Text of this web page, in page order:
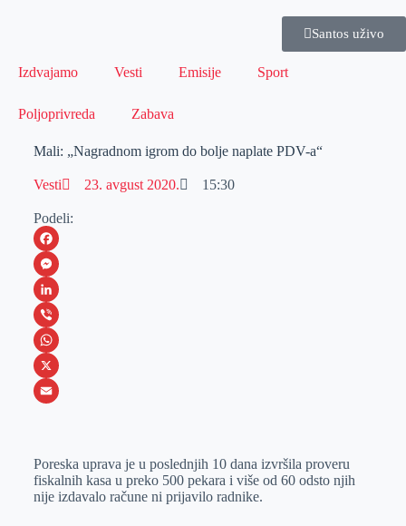
Santos uživo
Izdvajamo Vesti Emisije Sport
Poljoprivreda Zabava
Mali: „Nagradnom igrom do bolje naplate PDV-a“
Vesti 23. avgust 2020. 15:30
Podeli:
F
a
c
e
b
o
M
e
s
s
e
e
r
L
i
n
k
I
n
V
i
b
W
h
s
A
X
a
i
Poreska uprava je u poslednjih 10 dana izvršila proveru
fiskalnih kasa u preko 500 pekara i više od 60 odsto njih
nije izdavalo račune ni prijavilo radnike.